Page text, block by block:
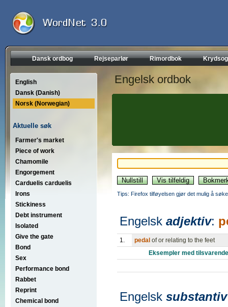
Dansk ordbog Rejseparlør Rimordbok
English
Dansk (Danish)
Norsk (Norwegian)
Aktuelle søk
Farmer's market
Piece of work
Chamomile
Engorgement
Carduelis carduelis
Irons
Stickiness
Debt instrument
Isolated
Give the gate
Bond
Sex
Performance bond
Rabbet
Reprint
Chemical bond
Engelsk ordbok
Tips: Firefox tilføyelsen gjør det mulig å
Engelsk adjektiv:
1. pedal of or relating to the feet
Eksempler med
Engelsk substantiv